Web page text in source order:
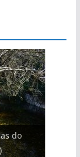
do